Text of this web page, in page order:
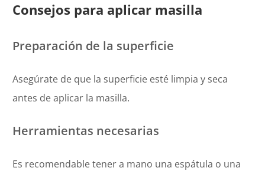
Consejos para aplicar masilla
Preparación de la superficie
Asegúrate de que la superficie esté limpia y seca
antes de aplicar la masilla.
Herramientas necesarias
Es recomendable tener a mano una espátula o una